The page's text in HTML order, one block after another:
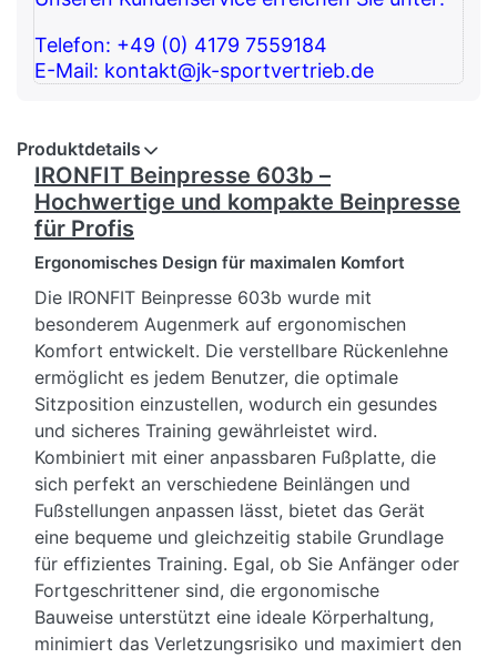
Telefon: +49 (0) 4179 7559184
E-Mail: kontakt@jk-sportvertrieb.de
Produktdetails
IRONFIT Beinpresse 603b –
Hochwertige und kompakte Beinpresse
für Profis
Ergonomisches Design für maximalen Komfort
Die IRONFIT Beinpresse 603b wurde mit
besonderem Augenmerk auf ergonomischen
Komfort entwickelt. Die verstellbare Rückenlehne
ermöglicht es jedem Benutzer, die optimale
Sitzposition einzustellen, wodurch ein gesundes
und sicheres Training gewährleistet wird.
Kombiniert mit einer anpassbaren Fußplatte, die
sich perfekt an verschiedene Beinlängen und
Fußstellungen anpassen lässt, bietet das Gerät
eine bequeme und gleichzeitig stabile Grundlage
für effizientes Training. Egal, ob Sie Anfänger oder
Fortgeschrittener sind, die ergonomische
Bauweise unterstützt eine ideale Körperhaltung,
minimiert das Verletzungsrisiko und maximiert den